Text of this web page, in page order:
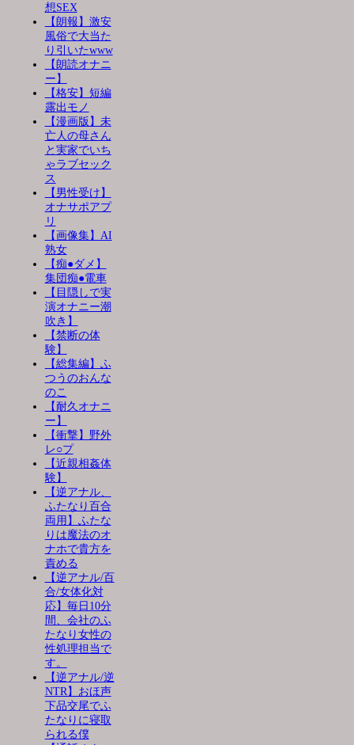
想SEX
【朗報】激安
風俗で大当た
り引いたwww
【朗読オナニ
ー】
【格安】短編
露出モノ
【漫画版】未
亡人の母さん
と実家でいち
ゃラブセック
ス
【男性受け】
オナサポアプ
リ
【画像集】AI
熟女
【痴●ダメ】
集団痴●電車
【目隠しで実
演オナニー潮
吹き】
【禁断の体
験】
【総集編】ふ
つうのおんな
のこ
【耐久オナニ
ー】
【衝撃】野外
レ○プ
【近親相姦体
験】
【逆アナル、
ふたなり百合
両用】ふたな
りは魔法のオ
ナホで貴方を
責める
【逆アナル/百
合/女体化対
応】毎日10分
間、会社のふ
たなり女性の
性処理担当で
す。
【逆アナル/逆
NTR】おほ声
下品交尾でふ
たなりに寝取
られる僕